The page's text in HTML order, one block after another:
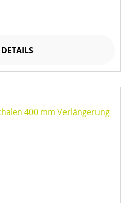
DETAILS